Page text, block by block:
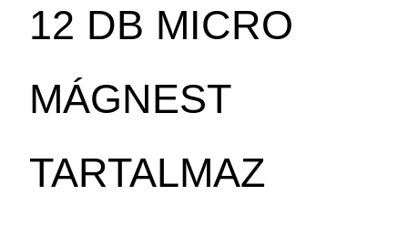
12 DB MICRO
MÁGNEST
TARTALMAZ